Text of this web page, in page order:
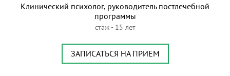
Клинический психолог, руководитель постлечебной
программы
стаж - 15 лет
ЗАПИСАТЬСЯ НА ПРИЕМ